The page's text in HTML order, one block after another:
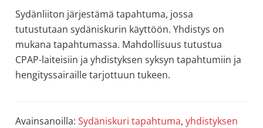
Sydänliiton järjestämä tapahtuma, jossa
tutustutaan sydäniskurin käyttöön. Yhdistys on
mukana tapahtumassa. Mahdollisuus tutustua
CPAP-laiteisiin ja yhdistyksen syksyn tapahtumiin ja
hengityssairaille tarjottuun tukeen.
Avainsanoilla: Sydäniskuri tapahtuma, yhdistyksen